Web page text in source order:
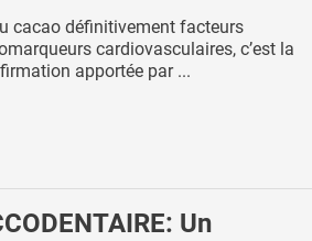
cacao définitivement facteurs
cardiovasculaires, c’est la
apportée par ...
Un